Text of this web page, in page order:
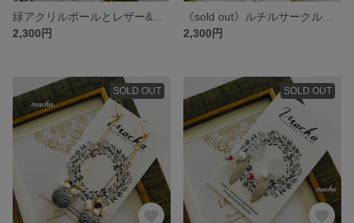
2,300円
2,300円
SOLD OUT SOLD OUT